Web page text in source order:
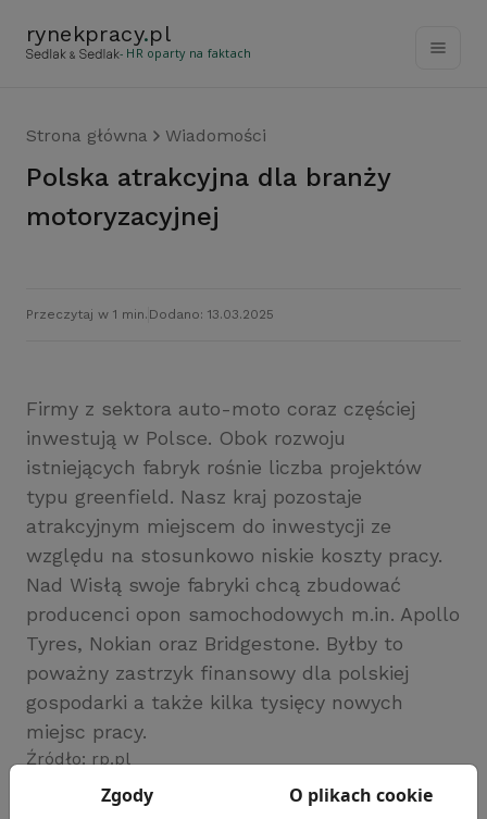
rynekpracy.pl
- HR oparty na faktach
Strona główna Wiadomości
Polska atrakcyjna dla branży
motoryzacyjnej
Przeczytaj w 1 min. Dodano: 13.03.2025
Firmy z sektora auto-moto coraz częściej
inwestują w Polsce. Obok rozwoju
istniejących fabryk rośnie liczba projektów
typu greenfield. Nasz kraj pozostaje
atrakcyjnym miejscem do inwestycji ze
względu na stosunkowo niskie koszty pracy.
Nad Wisłą swoje fabryki chcą zbudować
producenci opon samochodowych m.in. Apollo
Tyres, Nokian oraz Bridgestone. Byłby to
poważny zastrzyk finansowy dla polskiej
gospodarki a także kilka tysięcy nowych
miejsc pracy.
Źródło: rp.pl
Chcesz wiedzieć więcej?
Zgody O plikach cookie